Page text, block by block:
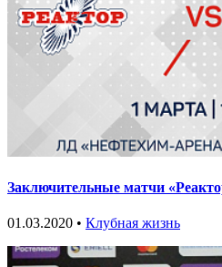
Заключительные матчи
01.03.2020 • Клубная жизнь